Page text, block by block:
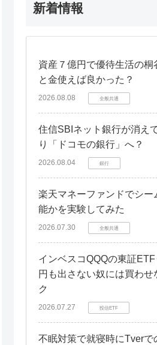
新着情報
資産７億円で優待生活の桐
と金使えば良かった？
2026.08.08 全般共通
住信SBIネット銀行が消え
り「ドコモの銀行」へ？
2026.08.04 銀行
楽天マネーファンドでシー
能かを実験してみた
2026.07.30 全般共通
インベスコQQQの東証
円も出さない奴には買わせ
ク
2026.07.27 投信ETF
不眠対策で就寝時にTverで